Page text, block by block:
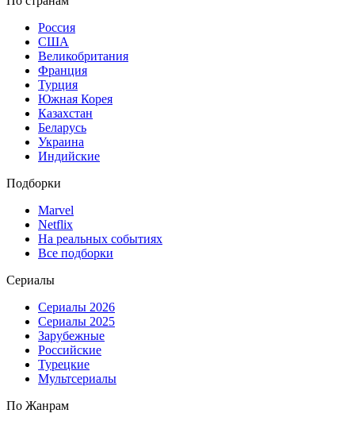
Россия
США
Великобритания
Франция
Турция
Южная Корея
Казахстан
Беларусь
Украина
Индийские
Подборки
Marvel
Netflix
На реальных событиях
Все подборки
Сериалы
Сериалы 2026
Сериалы 2025
Зарубежные
Российские
Турецкие
Мультсериалы
По Жанрам